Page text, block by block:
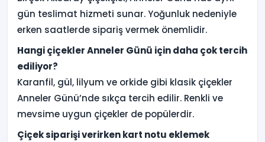
gün teslimat hizmeti sunar. Yoğunluk nedeniyle
erken saatlerde sipariş vermek önemlidir.
Hangi çiçekler Anneler Günü için daha çok tercih
ediliyor?
Karanfil, gül, lilyum ve orkide gibi klasik çiçekler
Anneler Günü’nde sıkça tercih edilir. Renkli ve
mevsime uygun çiçekler de popülerdir.
Çiçek siparişi verirken kart notu eklemek